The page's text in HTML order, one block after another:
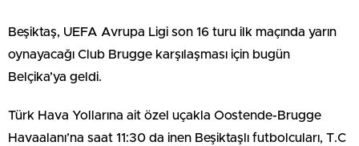
Beşiktaş, UEFA Avrupa Ligi son 16 turu ilk maçında yarın
oynayacağı Club Brugge karşılaşması için bugün
Belçika’ya geldi.
Türk Hava Yollarına ait özel uçakla Oostende-Brugge
Havaalanı’na saat 11:30 da inen Beşiktaşlı futbolcuları, T.C